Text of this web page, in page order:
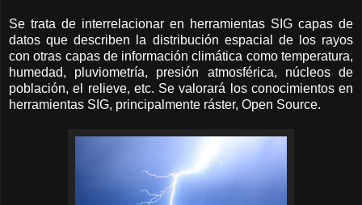
Se trata de interrelacionar en herramientas SIG capas de
datos que describen la distribución espacial de los rayos
con otras capas de información climática como temperatura,
humedad, pluviometría, presión atmosférica, núcleos de
población, el relieve, etc. Se valorará los conocimientos en
herramientas SIG, principalmente ráster, Open Source.